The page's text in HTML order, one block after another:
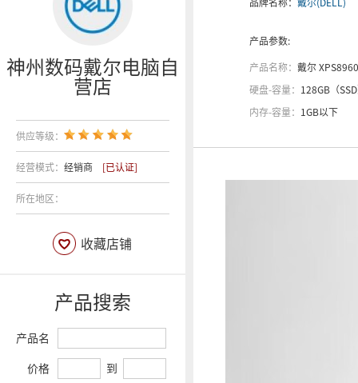
品牌名称： 戴尔(DELL)
产品参数:
产品名称： 戴尔 XPS8960-
硬盘-容量： 128GB（
内存-容量： 1GB以下
神州数码戴尔电脑自
营店
供应等级：
经营模式： 经销商 [已认证]
所在地区：
收藏店铺
产品搜索
产品名
价格 到